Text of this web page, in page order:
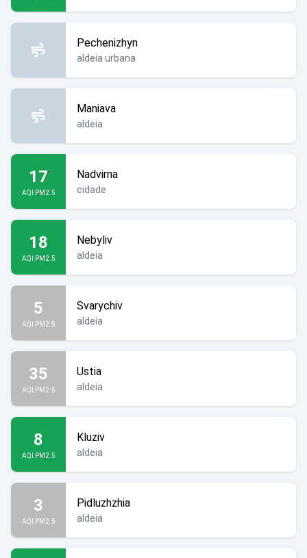
Pechenizhyn
aldeia urbana
Maniava
aldeia
17
AQI PM2.5
Nadvirna
cidade
18
AQI PM2.5
Nebyliv
aldeia
5
AQI PM2.5
Svarychiv
aldeia
35
AQI PM2.5
Ustia
aldeia
8
AQI PM2.5
Kluziv
aldeia
3
AQI PM2.5
Pidluzhzhia
aldeia